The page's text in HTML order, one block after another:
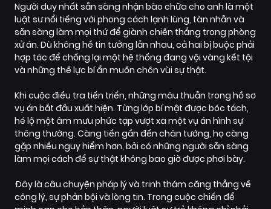
Người duy nhất sẵn sàng nhận bào chữa cho anh là một
luật sư nổi tiếng với phong cách lạnh lùng, tàn nhẫn và
sẵn sàng làm mọi thứ để giành chiến thắng trong phòng
xử án. Dù không hề tin tưởng lẫn nhau, cả hai bị buộc phải
hợp tác để chống lại một hệ thống đang vội vàng kết tội
và những thế lực bí ẩn muốn chôn vùi sự thật.
Khi cuộc điều tra tiến triển, những mâu thuẫn trong hồ sơ
vụ án bắt đầu xuất hiện. Từng lớp bí mật được bóc tách,
hé lộ một âm mưu phức tạp vượt xa một vụ án hình sự
thông thường. Càng tiến gần đến chân tướng, họ càng
gặp nhiều nguy hiểm hơn, bởi có những người sẵn sàng
làm mọi cách để sự thật không bao giờ được phơi bày.
Đây là câu chuyện pháp lý và trinh thám căng thẳng về
công lý, sự phản bội và lòng tin. Trong cuộc chiến để